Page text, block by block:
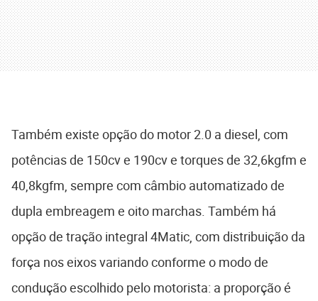
Também existe opção do motor 2.0 a diesel, com
potências de 150cv e 190cv e torques de 32,6kgfm e
40,8kgfm, sempre com câmbio automatizado de
dupla embreagem e oito marchas. Também há
opção de tração integral 4Matic, com distribuição da
força nos eixos variando conforme o modo de
condução escolhido pelo motorista: a proporção é